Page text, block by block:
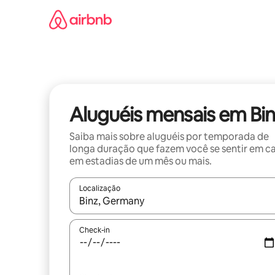
Aluguéis mensais em
Saiba mais sobre aluguéis por temporada de
longa duração que fazem você se sentir em
em estadias de um mês ou mais.
Localização
Quando os resultados estiverem disponíveis,
Check-in